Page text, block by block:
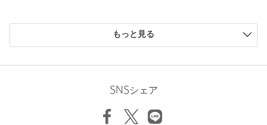
※商品の色味の目安は、商品単体の画像をご参照ください。
店舗へお問い合わせの際は、全国のgreen label relaxing各店舗ま
で下記の品名/品番をお申し付けください。
品名：★SC NOEYEDIA NE-464
とても可愛くてデザイン性としても気に入っていますが軽くて
もっと見る
SNSシェア